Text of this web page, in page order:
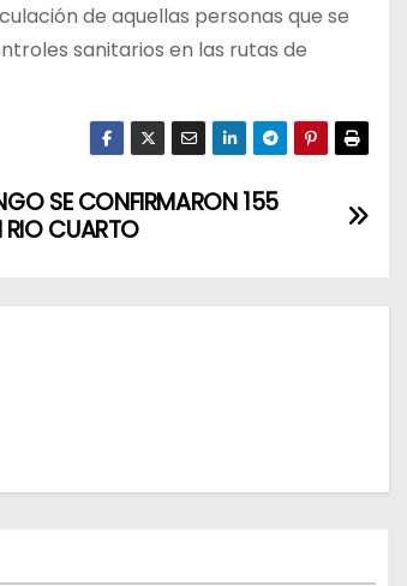
de aquellas personas que se
sanitarios en las rutas de
SE CONFIRMARON 155
RIO CUARTO